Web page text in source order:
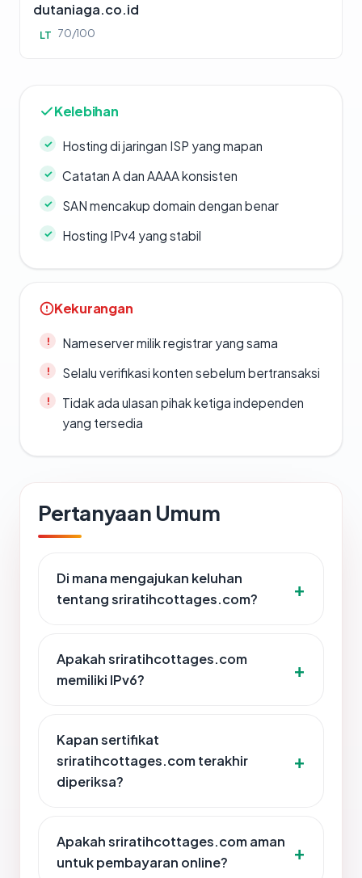
dutaniaga.co.id
LT 70/100
Kelebihan
Hosting di jaringan ISP yang mapan
Catatan A dan AAAA konsisten
SAN mencakup domain dengan benar
Hosting IPv4 yang stabil
Kekurangan
Nameserver milik registrar yang sama
Selalu verifikasi konten sebelum bertransaksi
Tidak ada ulasan pihak ketiga independen
yang tersedia
Pertanyaan Umum
Di mana mengajukan keluhan
tentang sriratihcottages.com?
Apakah sriratihcottages.com
memiliki IPv6?
Kapan sertifikat
sriratihcottages.com terakhir
diperiksa?
Apakah sriratihcottages.com aman
untuk pembayaran online?